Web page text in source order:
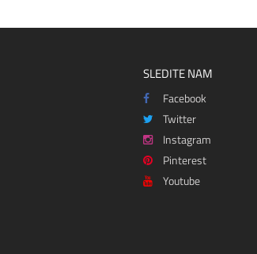
SLEDITE NAM
Facebook
Twitter
Instagram
Pinterest
Youtube